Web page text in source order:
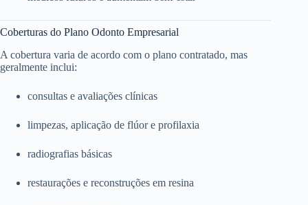
Coberturas do Plano Odonto Empresarial
A cobertura varia de acordo com o plano contratado, mas
geralmente inclui:
consultas e avaliações clínicas
limpezas, aplicação de flúor e profilaxia
radiografias básicas
restaurações e reconstruções em resina